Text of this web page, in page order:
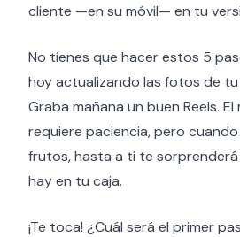
cliente —en su móvil— en tu
No tienes que hacer estos 5
hoy actualizando las fotos de
Graba mañana un buen Reels.
requiere paciencia, pero
frutos, hasta a ti te
hay en tu caja.
¡Te toca! ¿Cuál será el primer